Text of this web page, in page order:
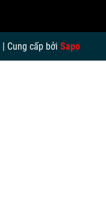
Cung cấp bởi Sapo